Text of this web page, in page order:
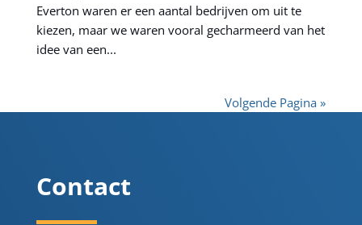
Everton waren er een aantal bedrijven om uit te
kiezen, maar we waren vooral gecharmeerd van het
idee van een...
Volgende Pagina »
Contact